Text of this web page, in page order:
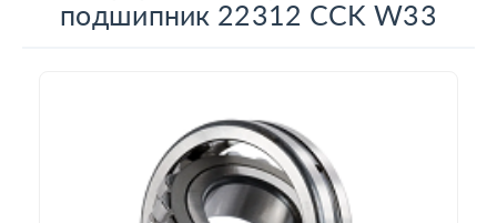
подшипник 22312 CCK W33